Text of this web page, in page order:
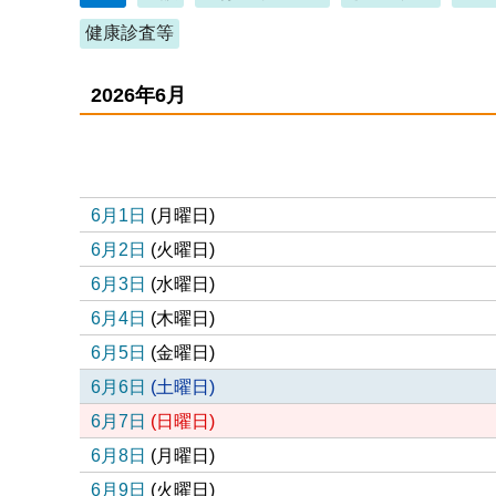
健康診査等
2026年6月
6月1日 (月 曜日 )
6月2日 (火曜日 )
6月3日 (水曜日 )
6月4日 (木曜日 )
6月5日 (金曜日 )
6月6日 (土曜日 )
6月7日 (日 曜日 )
6月8日 (月 曜日 )
6月9日 (火曜日 )